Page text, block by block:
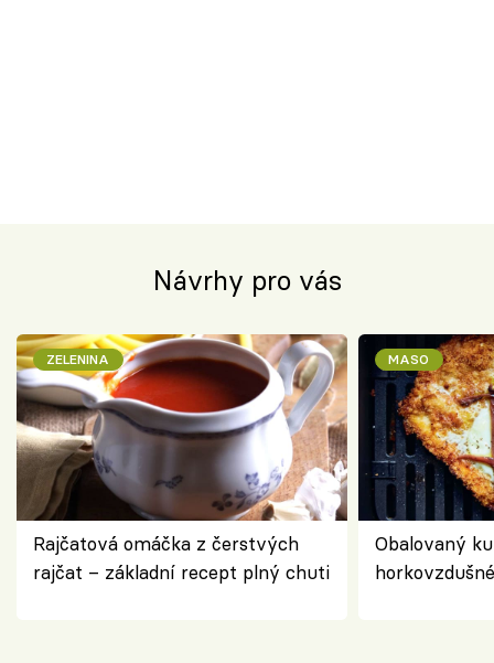
Návrhy pro vás
ZELENINA
Rajčatová omáčka z čerstvých
rajčat – základní recept plný chuti
MASO
Obalovaný